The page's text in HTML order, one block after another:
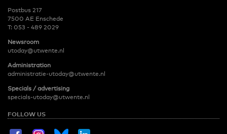
Postbus 217
7500 AE Enschede
T: 053 - 489 2029
Newsroom
utoday@utwente.nl
Administration
administratie-utoday@utwente.nl
Specials / advertising
specials-utoday@utwente.nl
FOLLOW US